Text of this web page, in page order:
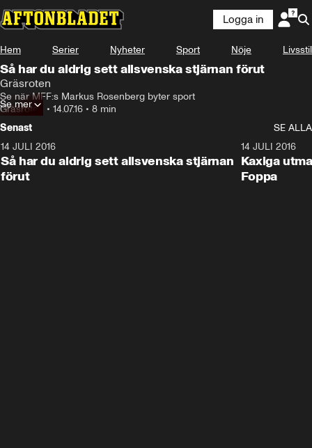
Logga in
Hem Serier Nyheter Sport Nöje Livsstil
Så har du aldrig sett allsvenska stjärnan förut
Gräsroten
Se när MFF:s Markus Rosenberg byter sport
Gräsroten • 14.07.16 • 8 min
Se mer
Senast
SE ALLA
14 JULI 2016
Så har du aldrig sett allsvenska stjärnan
förut
14 JULI 2016
Kaxiga
Foppa